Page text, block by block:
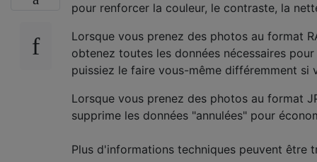
pour renforcer la couleur, le contraste, la
Lorsque vous prenez des photos au format
obtenez toutes les données nécessaires
puissiez le faire vous-même différemment si
Lorsque vous prenez des photos au format
supprime les données "annulées" pour
Plus d'informations techniques peuvent être